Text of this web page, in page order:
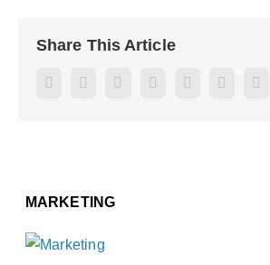
Share This Article
FacebookTwitter Reddit LinkedInWhatsApp
Pinterest
MARKETING